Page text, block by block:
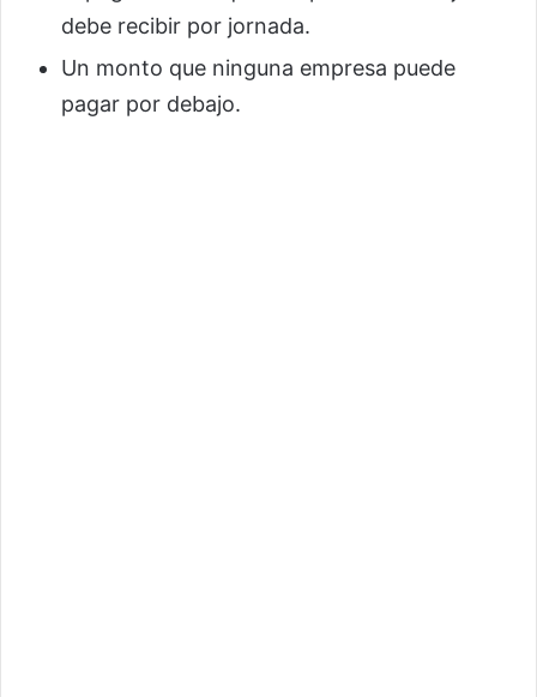
debe recibir por jornada.
Un monto que ninguna empresa puede
pagar por debajo.